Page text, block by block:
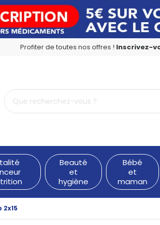
Profiter de toutes nos offres ! Inscrivez-
en ligne à votre service
Beauté
et
hygiène
Bébé
et
maman